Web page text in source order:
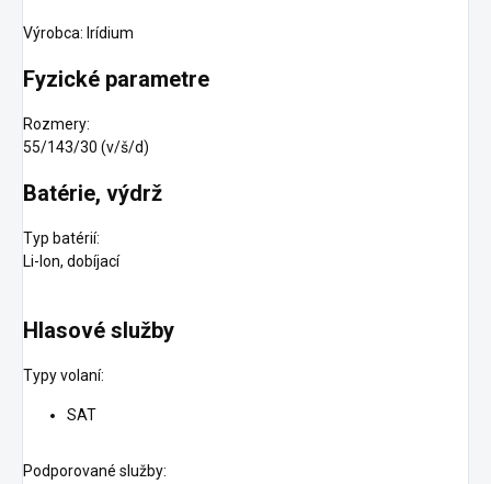
Výrobca: Irídium
Fyzické parametre
Rozmery:
55/143/30 (v/š/d)
Batérie, výdrž
Typ batérií:
Li-Ion, dobíjací
Hlasové služby
Typy volaní:
SAT
Podporované služby: